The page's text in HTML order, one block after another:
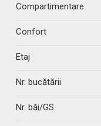
Compartimentare
Confort
Etaj
Nr. bucătării
Nr. băi/GS